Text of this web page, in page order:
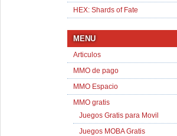
HEX: Shards of Fate
MENU
Articulos
MMO de pago
MMO Espacio
MMO gratis
Juegos Gratis para Movil
Juegos MOBA Gratis